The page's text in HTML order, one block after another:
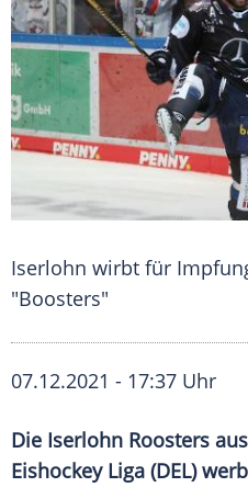
Iserlohn wirbt für
"Boosters"
07.12.2021 - 17:37 Uhr
Die Iserlohn Roosters
EishockeyLiga (DEL)